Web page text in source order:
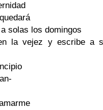
solas los domingos
la vejez y escribe a